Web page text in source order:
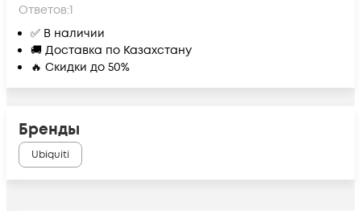
Ответов:1
✅ В наличии
🚚 Доставка по Казахстану
🔥 Скидки до 50%
Бренды
Ubiquiti